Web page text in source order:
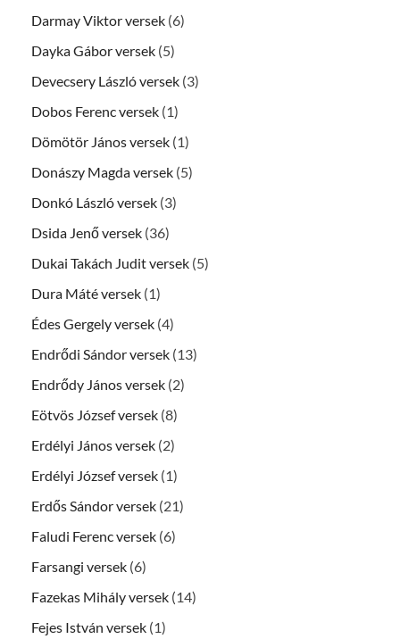
Darmay Viktor versek (6)
Dayka Gábor versek (5)
Devecsery László versek (3)
Dobos Ferenc versek (1)
Dömötör János versek (1)
Donászy Magda versek (5)
Donkó László versek (3)
Dsida Jenő versek (36)
Dukai Takách Judit versek (5)
Dura Máté versek (1)
Édes Gergely versek (4)
Endrődi Sándor versek (13)
Endrődy János versek (2)
Eötvös József versek (8)
Erdélyi János versek (2)
Erdélyi József versek (1)
Erdős Sándor versek (21)
Faludi Ferenc versek (6)
Farsangi versek (6)
Fazekas Mihály versek (14)
Fejes István versek (1)